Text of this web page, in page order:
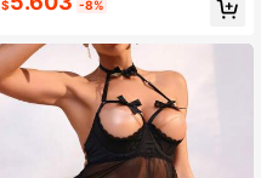
$ -8%